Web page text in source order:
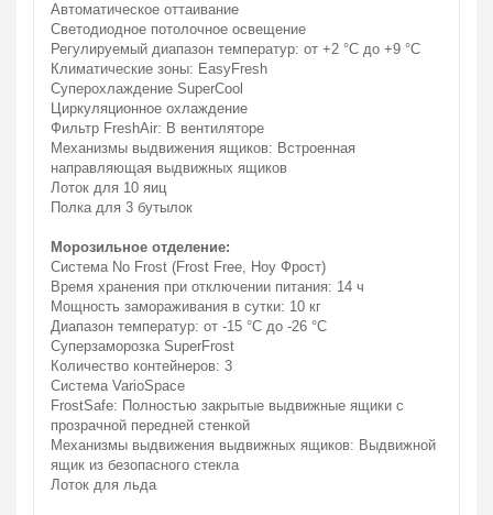
Автоматическое оттаивание
Светодиодное потолочное освещение
Регулируемый диапазон температур: от +2 °C до +9 °C
Климатические зоны: EasyFresh
Суперохлаждение SuperCool
Циркуляционное охлаждение
Фильтр FreshAir: В вентиляторе
Механизмы выдвижения ящиков: Встроенная
направляющая выдвижных ящиков
Лоток для 10 яиц
Полка для 3 бутылок
Морозильное отделение:
Система No Frost (Frost Free, Ноу Фрост)
Время хранения при отключении питания: 14 ч
Мощность замораживания в сутки: 10 кг
Диапазон температур: от -15 °C до -26 °C
Суперзаморозка SuperFrost
Количество контейнеров: 3
Система VarioSpace
FrostSafe: Полностью закрытые выдвижные ящики с
прозрачной передней стенкой
Механизмы выдвижения выдвижных ящиков: Выдвижной
ящик из безопасного стекла
Лоток для льда